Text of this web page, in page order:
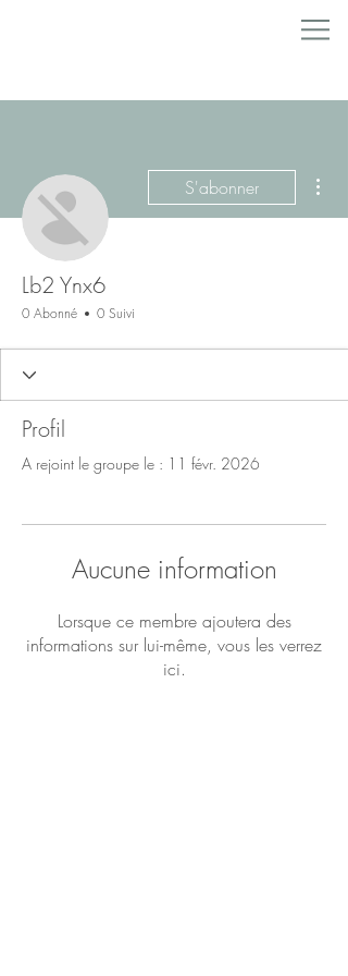
S'abonner
Lb2 Ynx6
0 Abonné 0 Suivi
Profil
A rejoint le groupe le : 11 févr. 2026
Aucune information
Lorsque ce membre ajoutera des
informations sur lui-même, vous les verrez
ici.